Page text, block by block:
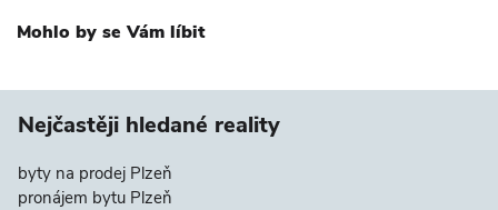
Mohlo by se Vám líbit
Nejčastěji hledané reality
byty na prodej Plzeň
pronájem bytu Plzeň